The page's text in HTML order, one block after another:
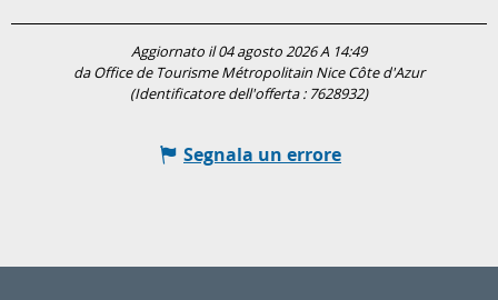
Aggiornato il 04 agosto 2026 A 14:49
da Office de Tourisme Métropolitain Nice Côte d'Azur
(Identificatore dell'offerta : 7628932)
Segnala un errore